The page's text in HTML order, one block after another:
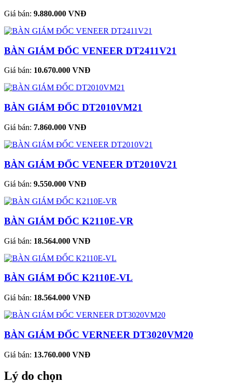
Giá bán: 9.880.000 VNĐ
BÀN GIÁM ĐỐC VENEER DT2411V21
Giá bán: 10.670.000 VNĐ
BÀN GIÁM ĐỐC DT2010VM21
Giá bán: 7.860.000 VNĐ
BÀN GIÁM ĐỐC VENEER DT2010V21
Giá bán: 9.550.000 VNĐ
BÀN GIÁM ĐỐC K2110E-VR
Giá bán: 18.564.000 VNĐ
BÀN GIÁM ĐỐC K2110E-VL
Giá bán: 18.564.000 VNĐ
BÀN GIÁM ĐỐC VERNEER DT3020VM20
Giá bán: 13.760.000 VNĐ
Lý do chọn